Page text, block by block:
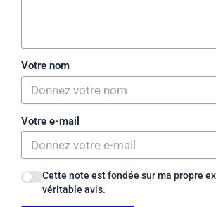
Votre nom
Votre e-mail
Cette note est fondée sur ma propre
véritable avis.